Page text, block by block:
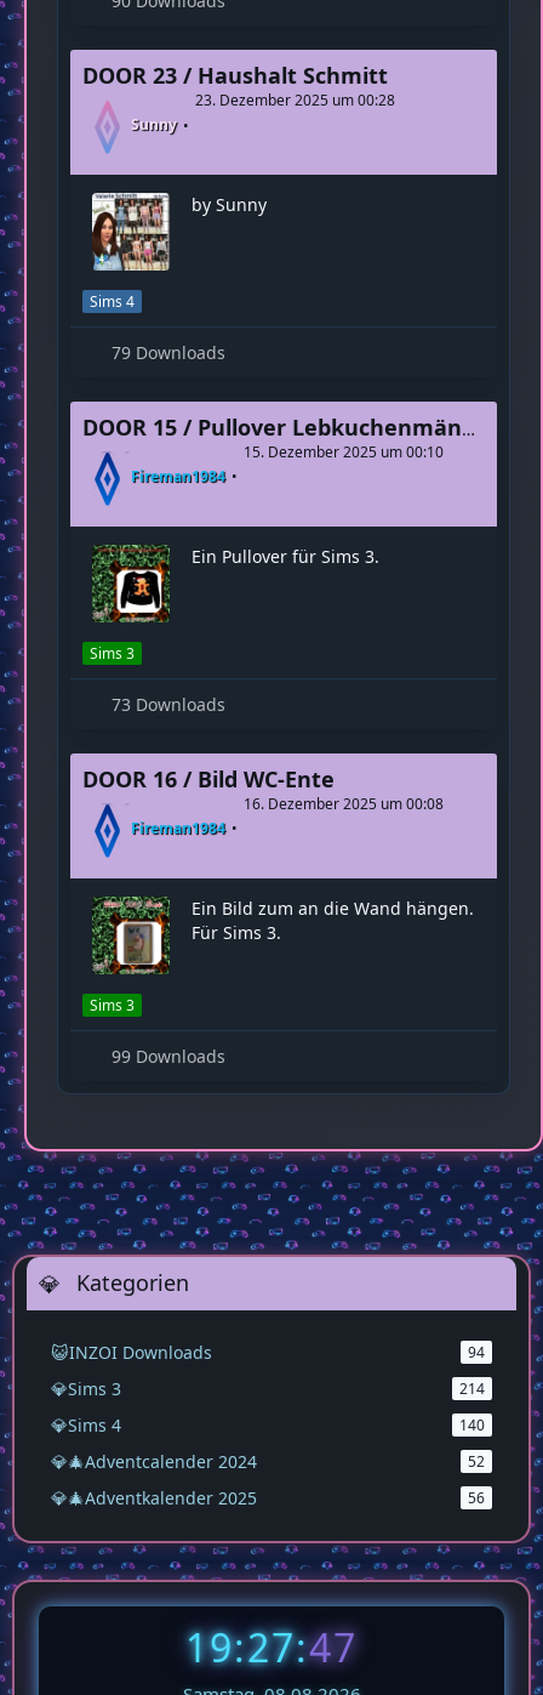
by Sunny
Sims 4
90 Downloads
DOOR 23 / Haushalt Schmitt
by Sunny
Sims 4
79 Downloads
DOOR 15 / Pullover Lebkuchenmännchen
Ein Pullover für Sims 3.
Sims 3
73 Downloads
DOOR 16 / Bild WC-Ente
Ein Bild zum an die Wand hängen.
Für Sims 3.
Sims 3
99 Downloads
Kategorien
😺INZOI Downloads 94
💎Sims 3 214
💎Sims 4 140
💎🎄Adventkalender 2025